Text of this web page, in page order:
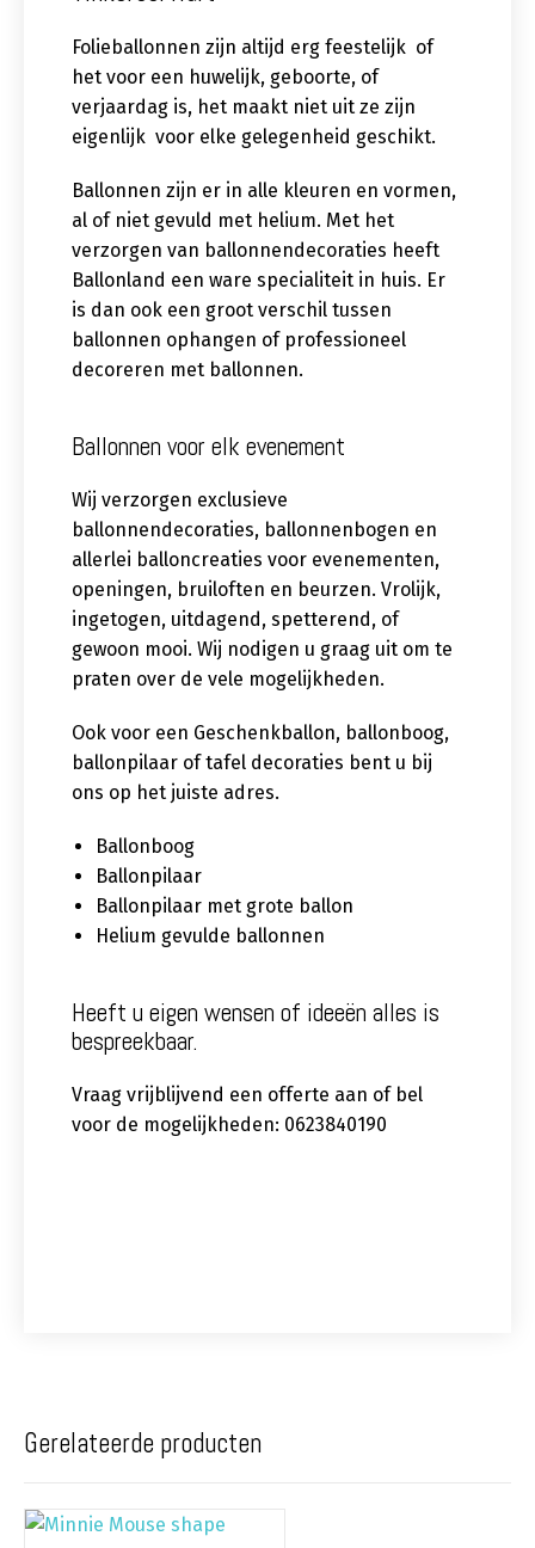
Folieballonnen zijn altijd erg feestelijk of
het voor een huwelijk, geboorte, of
verjaardag is, het maakt niet uit ze zijn
eigenlijk voor elke gelegenheid geschikt.
Ballonnen zijn er in alle kleuren en vormen,
al of niet gevuld met helium. Met het
verzorgen van ballonnendecoraties heeft
Ballonland een ware specialiteit in huis. Er
is dan ook een groot verschil tussen
ballonnen ophangen of professioneel
decoreren met ballonnen.
Ballonnen voor elk evenement
Wij verzorgen exclusieve
ballonnendecoraties, ballonnenbogen en
allerlei balloncreaties voor evenementen,
openingen, bruiloften en beurzen. Vrolijk,
ingetogen, uitdagend, spetterend, of
gewoon mooi. Wij nodigen u graag uit om te
praten over de vele mogelijkheden.
Ook voor een Geschenkballon, ballonboog,
ballonpilaar of tafel decoraties bent u bij
ons op het juiste adres.
Ballonboog
Ballonpilaar
Ballonpilaar met grote ballon
Helium gevulde ballonnen
Heeft u eigen wensen of ideeën alles is
bespreekbaar.
Vraag vrijblijvend een offerte aan of bel
voor de mogelijkheden: 0623840190
Gerelateerde producten